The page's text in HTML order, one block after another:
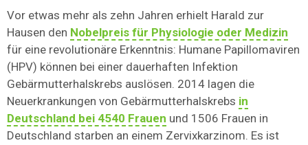
Vor etwas mehr als zehn Jahren erhielt Harald zur
Hausen den Nobelpreis für Physiologie oder Medizin
für eine revolutionäre Erkenntnis: Humane Papillomaviren
(HPV) können bei einer dauerhaften Infektion
Gebärmutterhalskrebs auslösen. 2014 lagen die
Neuerkrankungen von Gebärmutterhalskrebs in
Deutschland bei 4540 Frauen und 1506 Frauen in
Deutschland starben an einem Zervixkarzinom. Es ist